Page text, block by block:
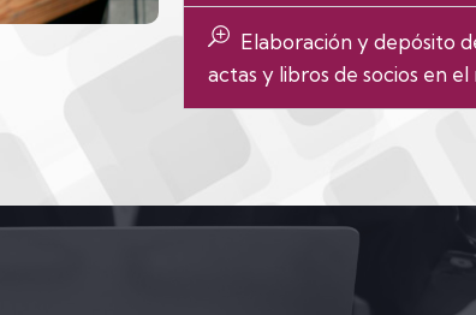
Elaboración y depósito
actas y libros de socios en